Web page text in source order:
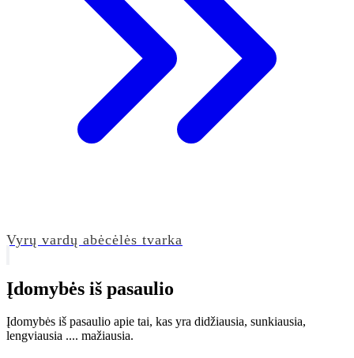
Vyrų vardų abėcėlės tvarka
Įdomybės iš pasaulio
Įdomybės iš pasaulio apie tai, kas yra didžiausia, sunkiausia,
lengviausia .... mažiausia.